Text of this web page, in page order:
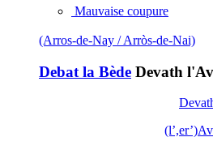
Mauvaise coupure
(Arros-de-Nay / Arròs-de-Nai)
Debat la Bède Devath